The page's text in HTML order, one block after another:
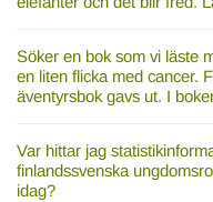
Söker en bok som vi läste
en liten flicka med cancer.
äventyrsbok gavs ut. I
Var hittar jag
finlandssvenska
idag?